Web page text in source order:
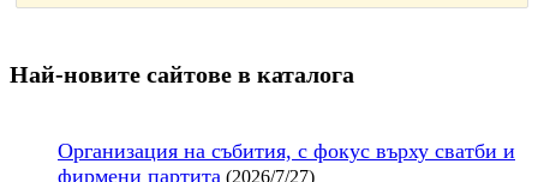
Най-новите сайтoве в каталога
Организация на събития, с фокус върху сватби и
фирмени партита (2026/7/27)